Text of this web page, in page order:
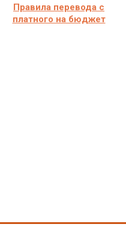
Правила перевода с
платного на бюджет